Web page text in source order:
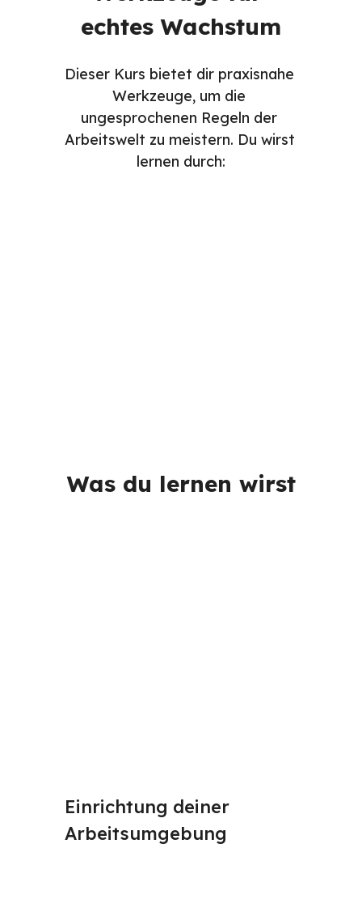
echtes Wachstum
Dieser Kurs bietet dir praxisnahe
Werkzeuge, um die
ungesprochenen Regeln der
Arbeitswelt zu meistern. Du wirst
lernen durch:
Was du lernen wirst
Einrichtung deiner
Arbeitsumgebung